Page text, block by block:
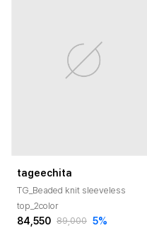
tageechita
TG_Beaded knit sleeveless
top_2color
84,550 89,000 5%